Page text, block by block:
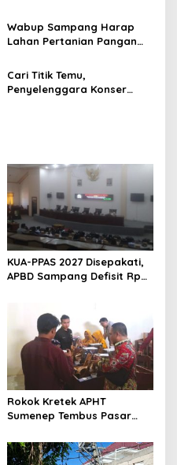
Wabup Sampang Harap
Lahan Pertanian Pangan
Cari Titik Temu,
Penyelenggara Konser
KUA-PPAS 2027 Disepakati,
APBD Sampang Defisit Rp
Rokok Kretek APHT
Sumenep Tembus Pasar